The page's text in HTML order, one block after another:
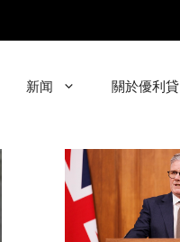
新闻 關於優利貸